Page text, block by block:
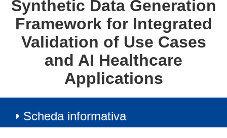
Synthetic Data Generation
Framework for Integrated
Validation of Use Cases
and AI Healthcare
Applications
Scheda informativa